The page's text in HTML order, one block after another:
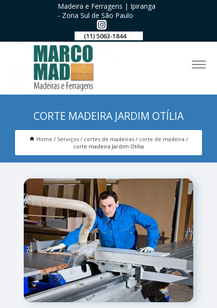
Madeira e Ferragens | Ipiranga
- Zona Sul de São Paulo
(11) 5063-1844
CORTE MADEIRA JARDIM OTÍLIA
Home Serviços cortes de madeiras
corte de madeira
corte madeira Jardim Otília